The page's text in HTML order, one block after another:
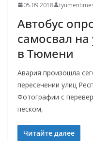
05.09.2018
Автобус
самосвал
в Тюмени
Авария произошла
пересечении улиц
Фотографии с
песком,
Читайте далее